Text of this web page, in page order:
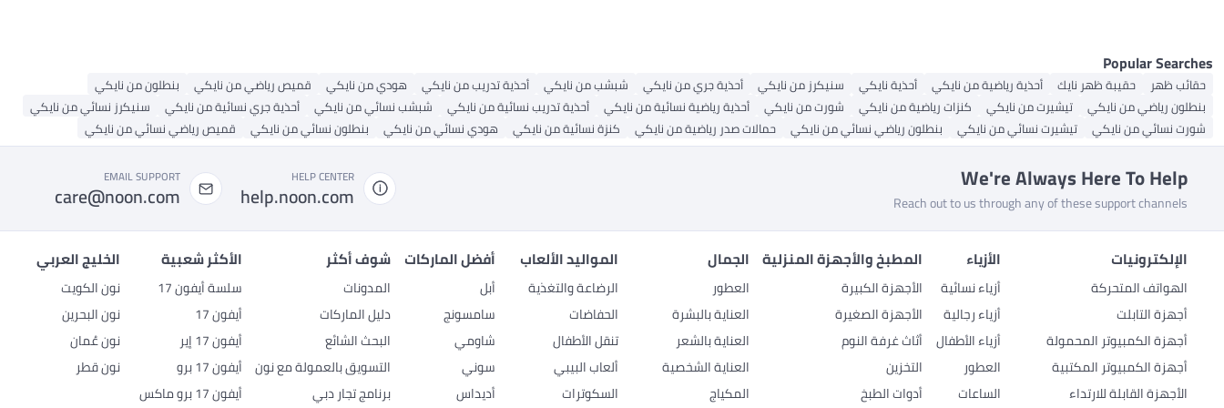
Popular Searches
حقائب ظهر حقيبة ظهر نايك أحذية رياضية من نايكي أحذية نايكي سنيكرز من نايكي أحذية جري من نايكي شبشب من نايكي أحذية تدريب من نايكي هودي من نايكي قميص رياضي من نايكي
بنطلون من نايكي
بنطلون رياضي من نايكي
تيشيرت من نايكي كنزات رياضية من نايكي شورت من نايكي أحذية رياضية نسائية من نايكي أحذية تدريب نسائية من نايكي شبشب نسائي من نايكي أحذية جري نسائية من نايكي
سنيكرز نسائي من نايكي
شورت نسائي من نايكي
تيشيرت نسائي من نايكي بنطلون رياضي نسائي من نايكي حمالات صدر رياضية من نايكي كنزة نسائية من نايكي هودي نسائي من نايكي بنطلون نسائي من نايكي قميص رياضي نسائي من نايكي
We're Always Here To Help
Reach out to us through any of these support channels
HELP CENTER
help.noon.com
EMAIL SUPPORT
care@noon.com
الإلكترونيات
الهواتف المتحركة
أجهزة التابلت
أجهزة الكمبيوتر المحمولة
أجهزة الكمبيوتر المكتبية
الأجهزة القابلة للارتداء
الأزياء
أزياء نسائية
أزياء رجالية
أزياء الأطفال
العطور
الساعات
المطبخ والأجهزة المنزلية
الأجهزة الكبيرة
الأجهزة الصغيرة
أثاث غرفة النوم
التخزين
أدوات الطبخ
الجمال
العطور
العناية بالبشرة
العناية بالشعر
العناية الشخصية
المكياج
المواليد الألعاب
الرضاعة والتغذية
الحفاضات
تنقل الأطفال
ألعاب البيبي
السكوترات
أفضل الماركات
أبل
سامسونج
شاومي
سوني
أديداس
شوف أكثر
المدونات
دليل الماركات
البحث الشائع
التسويق بالعمولة مع نون
برنامج تجار دبي
الأكثر شعبية
سلسة أيفون 17
أيفون 17
أيفون 17 إير
أيفون 17 برو
أيفون 17 برو ماكس
الخليج العربي
نون الكويت
نون البحرين
نون عُمان
نون قطر